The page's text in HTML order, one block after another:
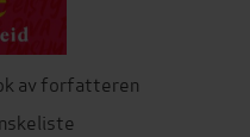
av forfatteren